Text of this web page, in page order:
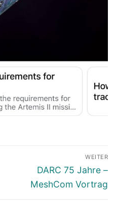
WEITER
Nächster
Beitrag:
DARC 75 Jahre –
MeshCom Vortrag